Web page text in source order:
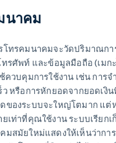
นาคม
โทรคมนาคมจะวัดปริมาณกา
รศัพท์ และข้อมูลมือถือ (เมก
ควบคุมการใช้งาน เช่น การ
ว หรือการหักยอดจากยอดเงิ
ของระบบจะใหญ่โตมาก แต่
เท่าที่คุณใช้งาน ระบบเรียกเ
มสมัยใหม่แสดงให้เห็นว่ากา